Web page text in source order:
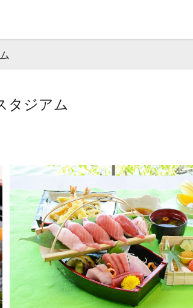
タジアム